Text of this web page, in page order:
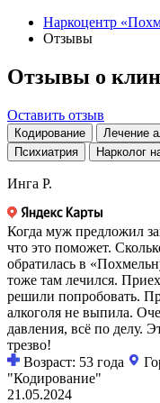
Наркоцентр
Отзывы
Отзывы о
Оставить отзыв
Кодирование Лечение
Психиатрия
Нарколог
Инга Р.
Когда муж предложил
что это поможет.
обратилась в
тоже там лечился.
решили попробовать.
алкоголя не выпила.
давления, всё по делу.
трезво!
Возраст: 53 года
"Кодирование"
21.05.2024